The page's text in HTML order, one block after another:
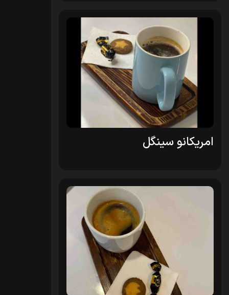
امریکانو سینگل